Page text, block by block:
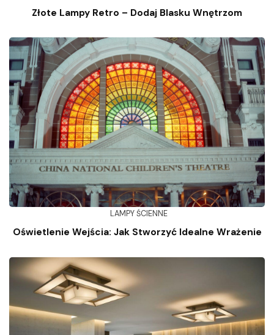
Złote Lampy Retro – Dodaj Blasku Wnętrzom
LAMPY ŚCIENNE
Oświetlenie Wejścia: Jak Stworzyć Idealne Wrażenie